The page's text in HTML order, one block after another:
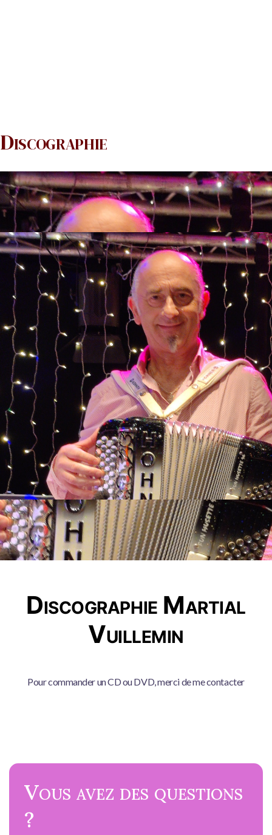
Discographie
Discographie Martial
Vuillemin
Pour commander un CD ou DVD, merci de me contacter
Vous avez des questions
?